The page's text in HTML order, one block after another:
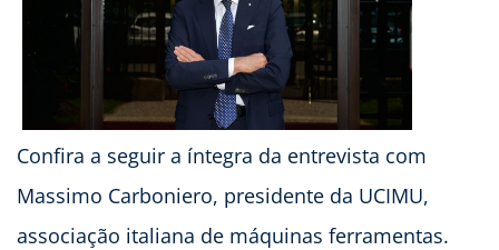
Confira a seguir a íntegra da entrevista com
Massimo Carboniero, presidente da UCIMU,
associação italiana de máquinas ferramentas.